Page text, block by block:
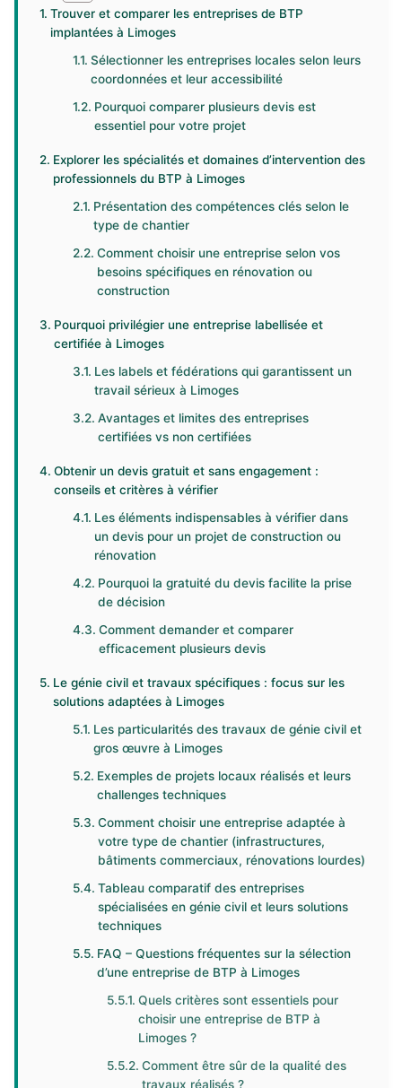
Trouver et comparer les entreprises de BTP
implantées à Limoges
Sélectionner les entreprises locales selon leurs
coordonnées et leur accessibilité
Pourquoi comparer plusieurs devis est
essentiel pour votre projet
Explorer les spécialités et domaines d’intervention des
professionnels du BTP à Limoges
Présentation des compétences clés selon le
type de chantier
Comment choisir une entreprise selon vos
besoins spécifiques en rénovation ou
construction
Pourquoi privilégier une entreprise labellisée et
certifiée à Limoges
Les labels et fédérations qui garantissent un
travail sérieux à Limoges
Avantages et limites des entreprises
certifiées vs non certifiées
Obtenir un devis gratuit et sans engagement :
conseils et critères à vérifier
Les éléments indispensables à vérifier dans
un devis pour un projet de construction ou
rénovation
Pourquoi la gratuité du devis facilite la prise
de décision
Comment demander et comparer
efficacement plusieurs devis
Le génie civil et travaux spécifiques : focus sur les
solutions adaptées à Limoges
Les particularités des travaux de génie civil et
gros œuvre à Limoges
Exemples de projets locaux réalisés et leurs
challenges techniques
Comment choisir une entreprise adaptée à
votre type de chantier (infrastructures,
bâtiments commerciaux, rénovations lourdes)
Tableau comparatif des entreprises
spécialisées en génie civil et leurs solutions
techniques
FAQ – Questions fréquentes sur la sélection
d’une entreprise de BTP à Limoges
Quels critères sont essentiels pour
choisir une entreprise de BTP à
Limoges ?
Comment être sûr de la qualité des
travaux réalisés ?